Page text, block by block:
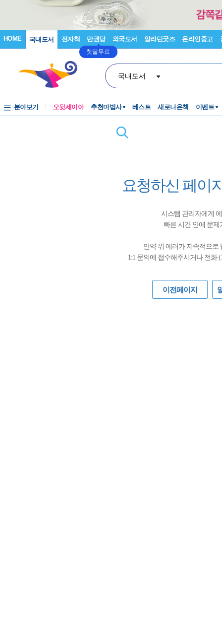
HOME 국내도서 전자책 만권당
첫달무료
외국도서 알라딘굿즈 온라인중고
국내도서
분야보기 오뒷세이아 추천마법사 베스트 새로나온책 이벤트
요청하신 페이
시스템 관리자에게
빠른 시간 안에 문
만약 위 에러가 지속적으로
1:1 문의에 접수해주시거나 전화 (
이전페이지